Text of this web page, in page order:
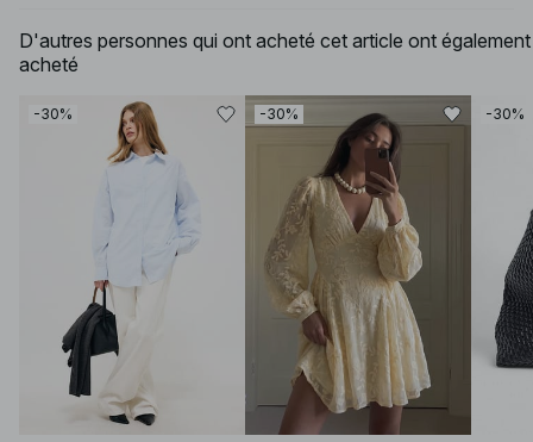
D'autres personnes qui ont acheté cet article ont également
acheté
-30% -30% -30%